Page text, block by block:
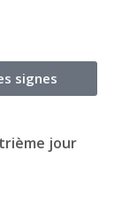
signes
jour